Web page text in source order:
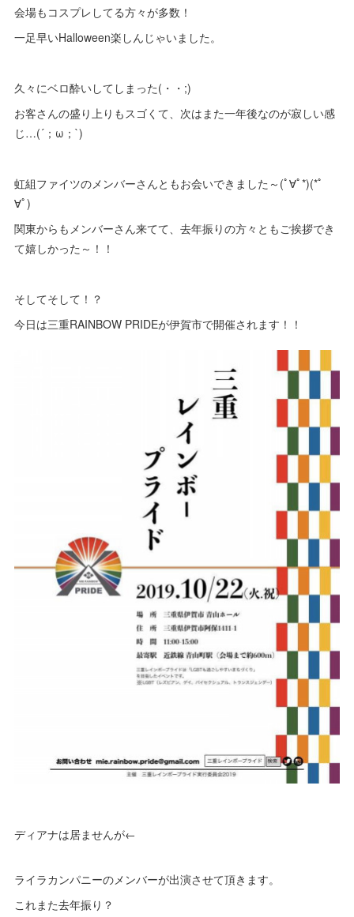
会場もコスプレしてる方々が多数！
一足早いHalloween楽しんじゃいました。
久々にベロ酔いしてしまった(・・;)
お客さんの盛り上りもスゴくて、次はまた一年後なのが寂しい感
じ…(´；ω；`)
虹組ファイツのメンバーさんともお会いできました～(ﾟ∀ﾟ*)(*ﾟ
∀ﾟ)
関東からもメンバーさん来てて、去年振りの方々ともご挨拶でき
て嬉しかった～！！
そしてそして！？
今日は三重RAINBOW PRIDEが伊賀市で開催されます！！
ディアナは居ませんが←
ライラカンパニーのメンバーが出演させて頂きます。
これまた去年振り？